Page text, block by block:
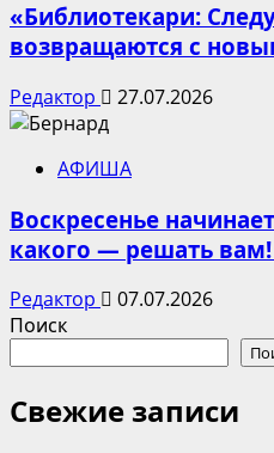
«Библиотекари:
возвращаются с
Редактор 27.07.2026
АФИША
Воскресенье
какого — решать вам!
Редактор
07.07.2026
Поиск
Свежие записи